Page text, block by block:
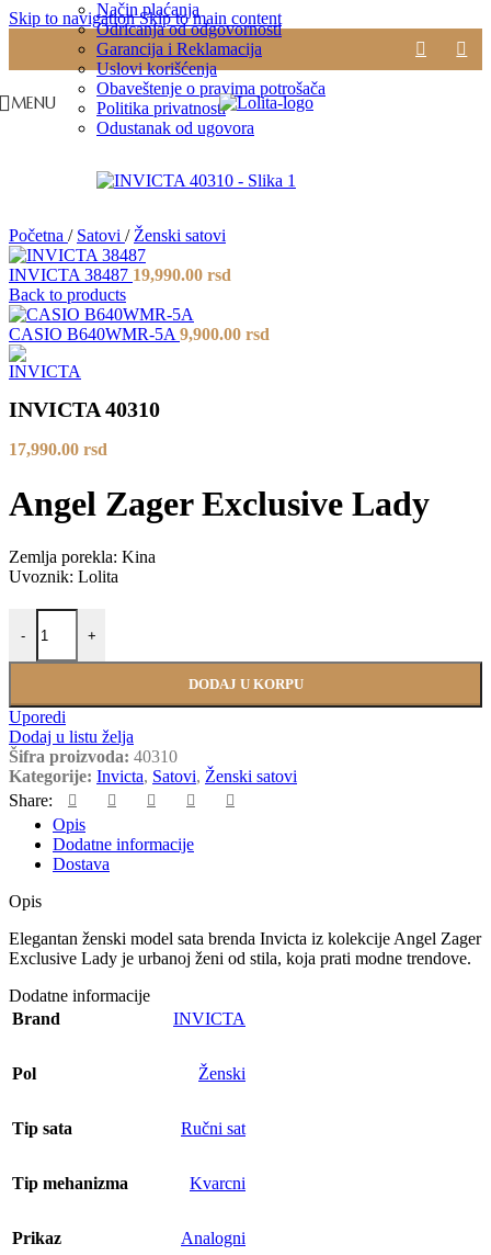
Skip to navigationSkip to main content
Način plaćanja
Odricanja od odgovornosti
Garancija i Reklamacija
Uslovi korišćenja
Obaveštenje o pravima potrošača
Politika privatnosti
Odustanak od ugovora
MENU
Početna / Satovi / Ženski satovi
INVICTA 38487 19,990.00 rsd
Back to products
CASIO B640WMR-5A 9,900.00 rsd
INVICTA 40310
17,990.00 rsd
Angel Zager Exclusive Lady
Zemlja porekla: Kina
Uvoznik: Lolita
-
INVICTA 40310 količina
+
DODAJ U KORPU
Uporedi
Dodaj u listu želja
Šifra proizvoda: 40310
Kategorije: Invicta, Satovi, Ženski satovi
Share:
Opis
Dodatne informacije
Dostava
Opis
Elegantan ženski model sata brenda Invicta iz kolekcije Angel Zager
Exclusive Lady je urbanoj ženi od stila, koja prati modne trendove.
Dodatne informacije
Brand
INVICTA
Pol Ženski
Tip sata Ručni sat
Tip mehanizma Kvarcni
Prikaz Analogni